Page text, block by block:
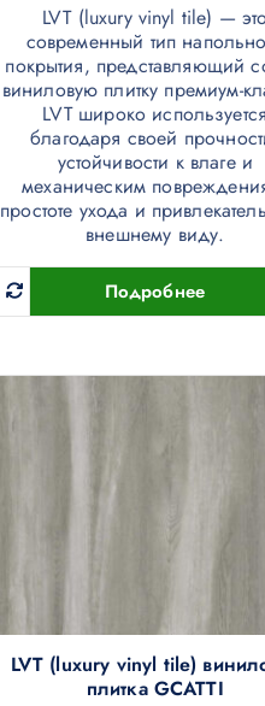
LVT (luxury vinyl tile) —
современный тип
покрытия, представляющий
виниловую плитку премиум-
LVT широко используется
благодаря своей
устойчивости к влаге и
механическим
простоте ухода и
внешнему виду.
Подробнее
LVT (luxury vinyl tile)
плитка GCATTI